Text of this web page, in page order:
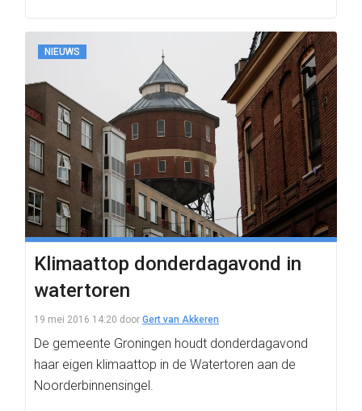
NIEUWS
Klimaattop donderdagavond in
watertoren
19 mei 2016 14:20 door Gert van Akkeren
De gemeente Groningen houdt donderdagavond
haar eigen klimaattop in de Watertoren aan de
Noorderbinnensingel.